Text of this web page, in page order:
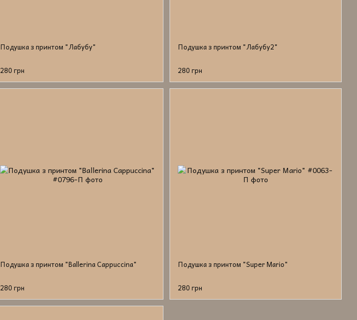
Подушка з принтом "Лабубу"
280 грн
Подушка з принтом "Лабубу2"
280 грн
Подушка з принтом "Ballerina Cappuccina"
280 грн
Подушка з принтом "Super Mario"
280 грн